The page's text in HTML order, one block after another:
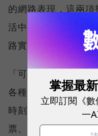
的網路表現，這兩
活中的整體體驗，
路實力、最難取得的
「可靠性體驗」衡
各種數位應用，因
時刻不中斷的能力。
票、秒殺限量商品
掌握最
立即訂閱《
一